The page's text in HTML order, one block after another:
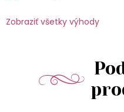
Zobraziť všetky výhody